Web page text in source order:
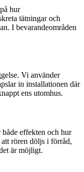
hur
tätningar och
I bevarandeområden
Vi använder
in installationen där
ens utomhus.
effekten och hur
rören döljs i förråd,
är möjligt.